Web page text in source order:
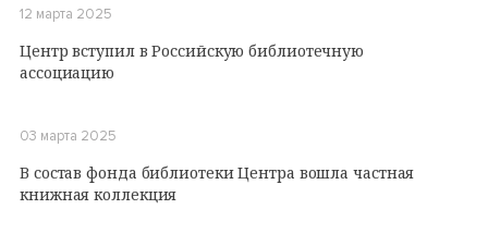
12 марта 2025
Центр вступил в Российскую библиотечную
ассоциацию
03 марта 2025
В состав фонда библиотеки Центра вошла частная
книжная коллекция